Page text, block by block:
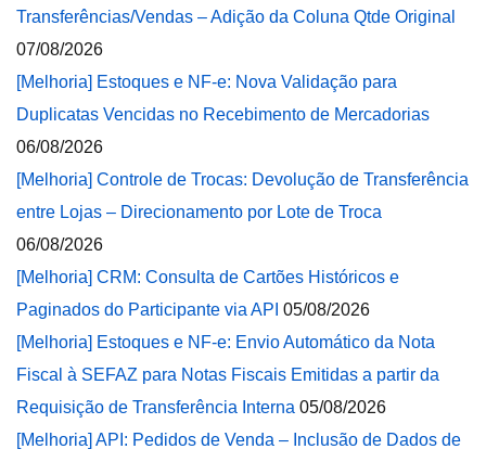
Transferências/Vendas – Adição da Coluna Qtde Original
07/08/2026
[Melhoria] Estoques e NF-e: Nova Validação para
Duplicatas Vencidas no Recebimento de Mercadorias
06/08/2026
[Melhoria] Controle de Trocas: Devolução de Transferência
entre Lojas – Direcionamento por Lote de Troca
06/08/2026
[Melhoria] CRM: Consulta de Cartões Históricos e
Paginados do Participante via API 05/08/2026
[Melhoria] Estoques e NF-e: Envio Automático da Nota
Fiscal à SEFAZ para Notas Fiscais Emitidas a partir da
Requisição de Transferência Interna 05/08/2026
[Melhoria] API: Pedidos de Venda – Inclusão de Dados de